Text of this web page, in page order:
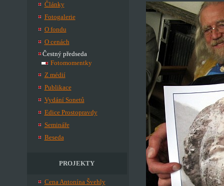
Články
Fotogalerie
O fondu
O cenách
Čestný předseda
Fotomomentky
Z médií
Publikace
Vydání Sonetů
Edice Prostopravdy
Semináře
Beseda
PROJEKTY
Cena Antonína Švehly